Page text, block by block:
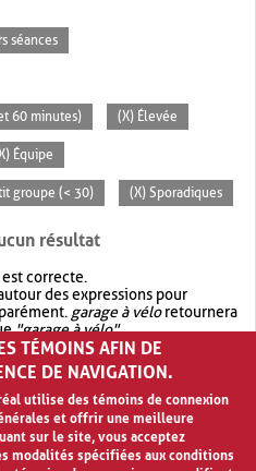
séances
60 minutes) (X) Élevée
Équipe
groupe (< 30) (X) Sporadiques
résultat
correcte.
des expressions pour
garage à véloretournera
"garage à vélo".
avec OR.garage OR vélo
résultat quegarage à vélo
TÉMOINS AFIN DE
DE NAVIGATION.
utilise des témoins de connexion
et offrir une meilleure
sur le site, vous acceptez
modalités spécifiées aux conditions